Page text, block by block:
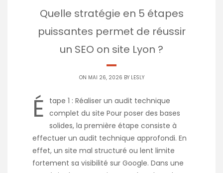
Quelle stratégie en 5 étapes
puissantes permet de réussir
un SEO on site Lyon ?
ON MAI 26, 2026 BY LESLY
É
tape 1 : Réaliser un audit technique
complet du site Pour poser des bases
solides, la première étape consiste à
effectuer un audit technique approfondi. En
effet, un site mal structuré ou lent limite
fortement sa visibilité sur Google. Dans une